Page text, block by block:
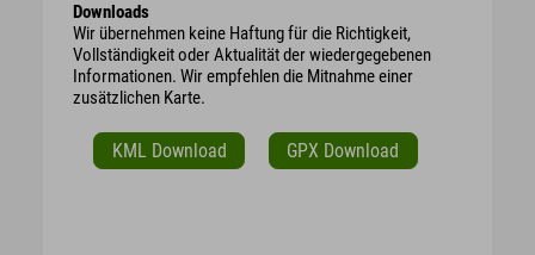
Downloads
Wir übernehmen keine Haftung für die Richtigkeit,
Vollständigkeit oder Aktualität der wiedergegebenen
Informationen. Wir empfehlen die Mitnahme einer
zusätzlichen Karte.
KML Download GPX Download